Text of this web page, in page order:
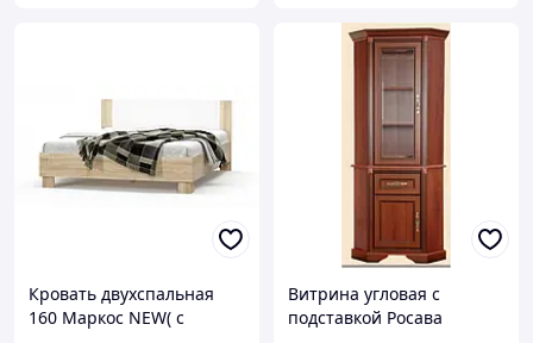
Кровать двухспальная
160 Маркос NEW( с
Витрина угловая с
подставкой Росава